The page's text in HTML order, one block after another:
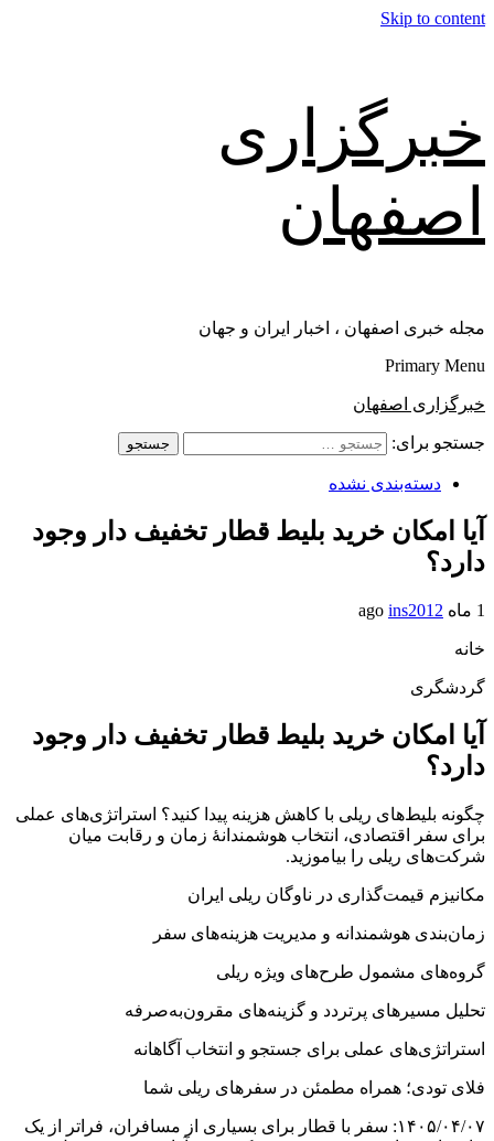
Skip to content
خبرگزاری
اصفهان
مجله خبری اصفهان ، اخبار ایران و جهان
Primary Menu
خبرگزاری اصفهان
جستجو برای:
دسته‌بندی نشده
آیا امکان خرید بلیط قطار تخفیف دار وجود
دارد؟
1 ماه ago ins2012
خانه
گردشگری
آیا امکان خرید بلیط قطار تخفیف دار وجود
دارد؟
چگونه بلیط‌های ریلی با کاهش هزینه پیدا کنید؟ استراتژی‌های عملی
برای سفر اقتصادی، انتخاب هوشمندانهٔ زمان و رقابت میان
شرکت‌های ریلی را بیاموزید.
مکانیزم قیمت‌گذاری در ناوگان ریلی ایران
زمان‌بندی هوشمندانه و مدیریت هزینه‌های سفر
گروه‌های مشمول طرح‌های ویژه ریلی
تحلیل مسیرهای پرتردد و گزینه‌های مقرون‌به‌صرفه
استراتژی‌های عملی برای جستجو و انتخاب آگاهانه
فلای‌ تودی؛ همراه مطمئن در سفرهای ریلی شما
۱۴۰۵/۰۴/۰۷: سفر با قطار برای بسیاری از مسافران، فراتر از یک